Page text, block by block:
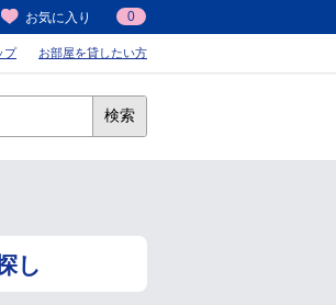
お気に入り 0
プ お部屋を貸したい方
検索
し